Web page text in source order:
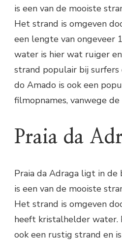
is een van de mooiste
Het strand is omgeven
een lengte van ongeveer
water is hier wat ruiger
strand populair bij surfers
do Amado is ook een
filmopnames, vanwege
Praia da
Praia da Adraga ligt in
is een van de mooiste
Het strand is omgeven
heeft kristalhelder water.
ook een rustig strand en